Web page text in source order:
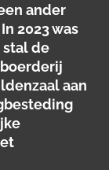
ander
2023 was
de
aan